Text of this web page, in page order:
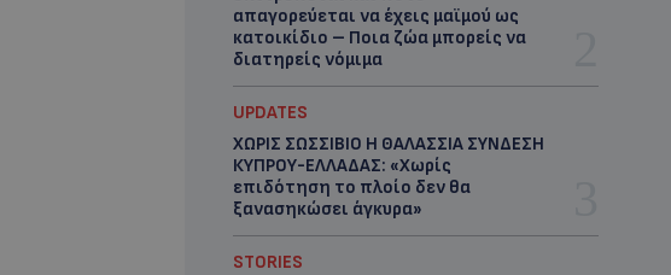
απαγορεύεται να έχεις μαϊμού ως
κατοικίδιο – Ποια ζώα μπορείς να
διατηρείς νόμιμα
UPDATES
ΧΩΡΙΣ ΣΩΣΣΙΒΙΟ Η ΘΑΛΑΣΣΙΑ ΣΥΝΔΕΣΗ
ΚΥΠΡΟΥ-ΕΛΛΑΔΑΣ: «Χωρίς
επιδότηση το πλοίο δεν θα
ξανασηκώσει άγκυρα»
STORIES